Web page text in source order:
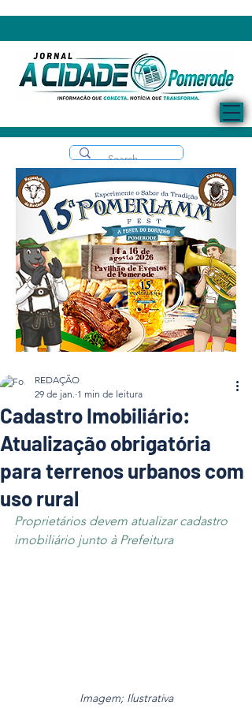
Cadastro Imobiliário:
Atualização obrigatória
para terrenos urbanos com
uso rural
REDAÇÃO
29 de jan. 1 min de leitura
Proprietários devem atualizar cadastro
imobiliário junto à Prefeitura
Imagem; Ilustrativa